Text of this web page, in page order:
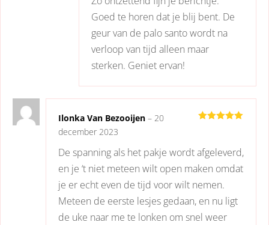
Goed te horen dat je blij bent. De
geur van de palo santo wordt na
verloop van tijd alleen maar
sterken. Geniet ervan!
Ilonka Van Bezooijen – 20
december 2023
De spanning als het pakje wordt afgeleverd,
en je ‘t niet meteen wilt open maken omdat
je er echt even de tijd voor wilt nemen.
Meteen de eerste lesjes gedaan, en nu ligt
de uke naar me te lonken om snel weer